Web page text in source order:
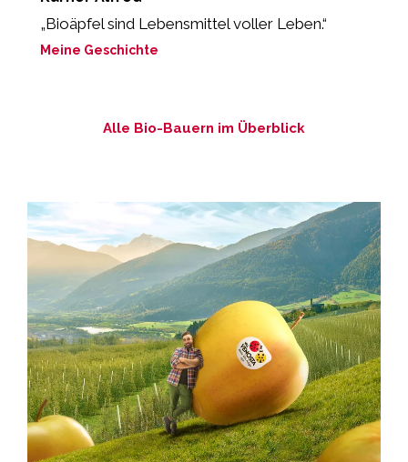
„Bioäpfel sind Lebensmittel voller Leben.“
Meine Geschichte
Alle Bio-Bauern im Überblick